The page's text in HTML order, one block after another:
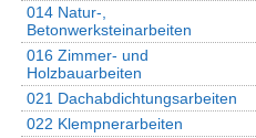
014 Natur-,
Betonwerksteinarbeiten
016 Zimmer- und
Holzbauarbeiten
021 Dachabdichtungsarbeiten
022 Klempnerarbeiten